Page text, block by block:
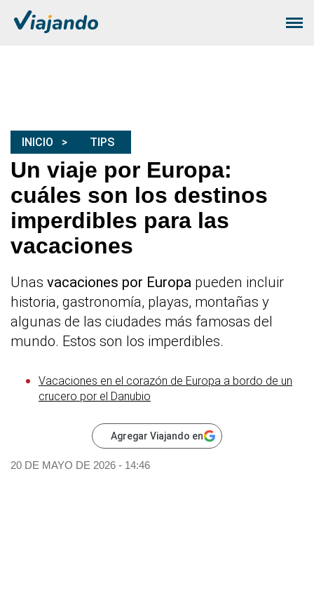
INICIO TIPS
Un viaje por Europa:
cuáles son los destinos
imperdibles para las
vacaciones
Unas vacaciones por Europa pueden incluir
historia, gastronomía, playas, montañas y
algunas de las ciudades más famosas del
mundo. Estos son los imperdibles.
Vacaciones en el corazón de Europa a bordo de un
crucero por el Danubio
Agregar Viajando en
20 DE MAYO DE 2026 - 14:46